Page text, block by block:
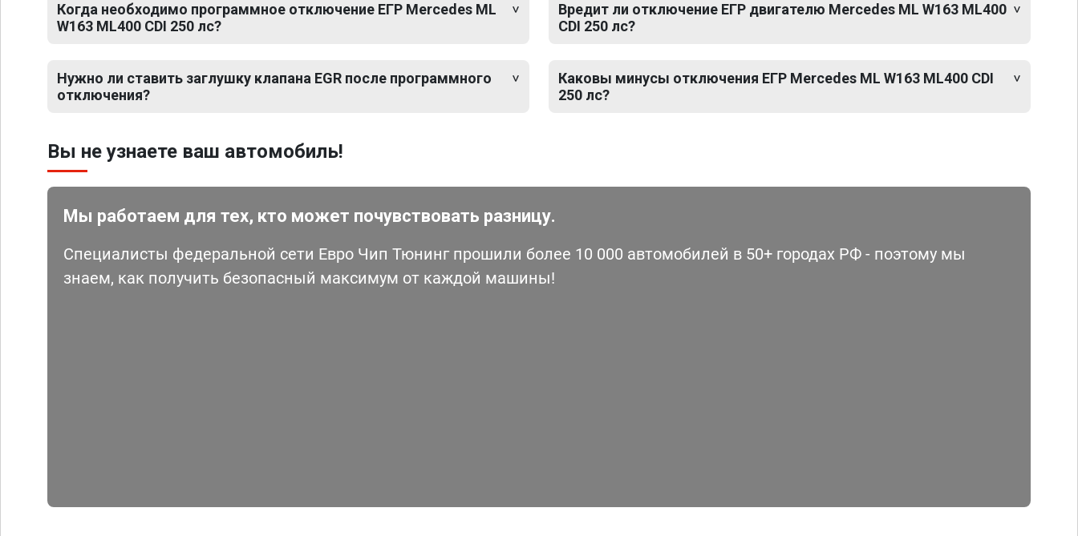
Когда необходимо программное отключение ЕГР Mercedes ML
W163 ML400 CDI 250 лс?
Нужно ли ставить заглушку клапана EGR после программного
отключения?
Вредит ли отключение ЕГР двигателю Mercedes ML W163 ML400
CDI 250 лс?
Каковы минусы отключения ЕГР Mercedes ML W163 ML400 CDI
250 лс?
Вы не узнаете ваш автомобиль!
Мы работаем для тех, кто может почувствовать разницу.
Специалисты федеральной сети Евро Чип Тюнинг прошили более 10 000 автомобилей в 50+ городах РФ - поэтому мы
знаем, как получить безопасный максимум от каждой машины!